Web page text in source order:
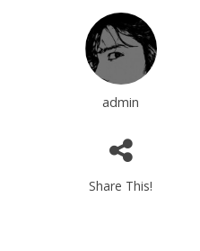
admin
Share This!